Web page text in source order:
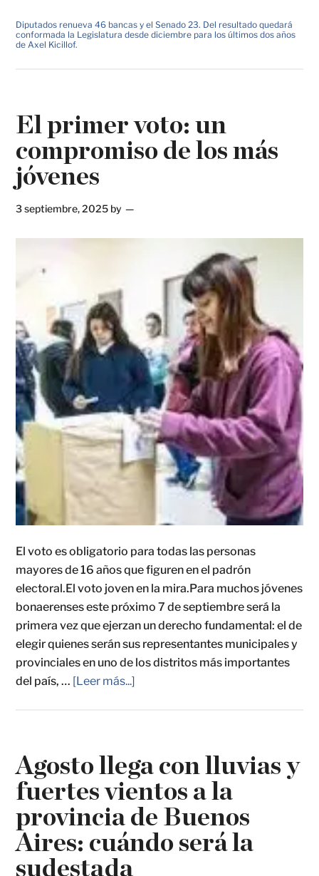
Diputados renueva 46 bancas y el Senado 23. Del resultado quedará
conformada la Legislatura desde diciembre para los últimos dos años
de Axel Kicillof.
El primer voto: un
compromiso de los más
jóvenes
3 septiembre, 2025 by
El voto es obligatorio para todas las personas
mayores de 16 años que figuren en el padrón
electoral.El voto joven en la mira.Para muchos jóvenes
bonaerenses este próximo 7 de septiembre será la
primera vez que ejerzan un derecho fundamental: el de
elegir quienes serán sus representantes municipales y
provinciales en uno de los distritos más importantes
del país, … [Leer más...]
Agosto llega con lluvias y
fuertes vientos a la
provincia de Buenos
Aires: cuándo será la
sudestada